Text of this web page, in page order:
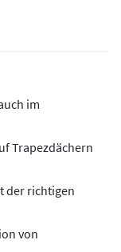
im
Trapezdächern
der richtigen
von